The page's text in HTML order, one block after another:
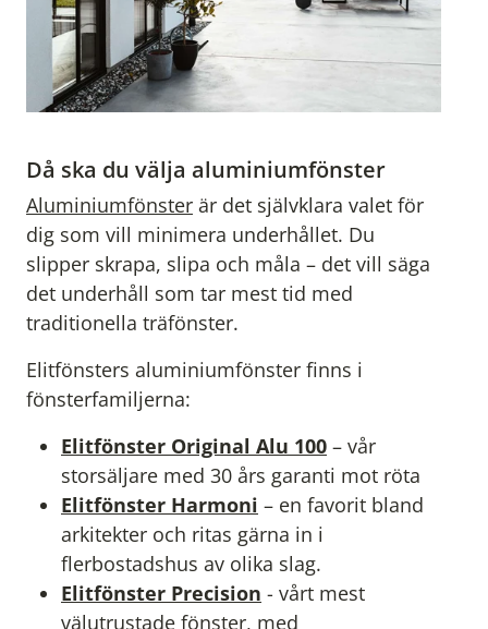
Då ska du välja aluminiumfönster
Aluminiumfönster är det självklara valet för
dig som vill minimera underhållet. Du
slipper skrapa, slipa och måla – det vill säga
det underhåll som tar mest tid med
traditionella träfönster.
Elitfönsters aluminiumfönster finns i
fönsterfamiljerna:
Elitfönster Original Alu 100 – vår
storsäljare med 30 års garanti mot röta
Elitfönster Harmoni – en favorit bland
arkitekter och ritas gärna in i
flerbostadshus av olika slag.
Elitfönster Precision - vårt mest
välutrustade fönster, med